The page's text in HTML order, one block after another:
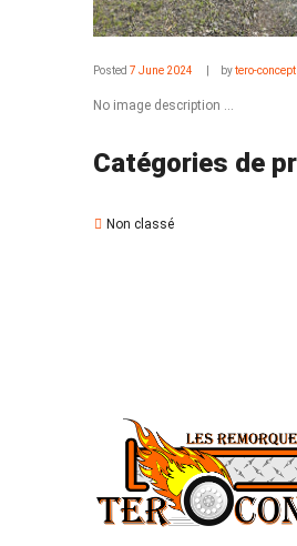
Posted 7 June 2024 bytero-concept
No image description ...
Catégories de
Non classé